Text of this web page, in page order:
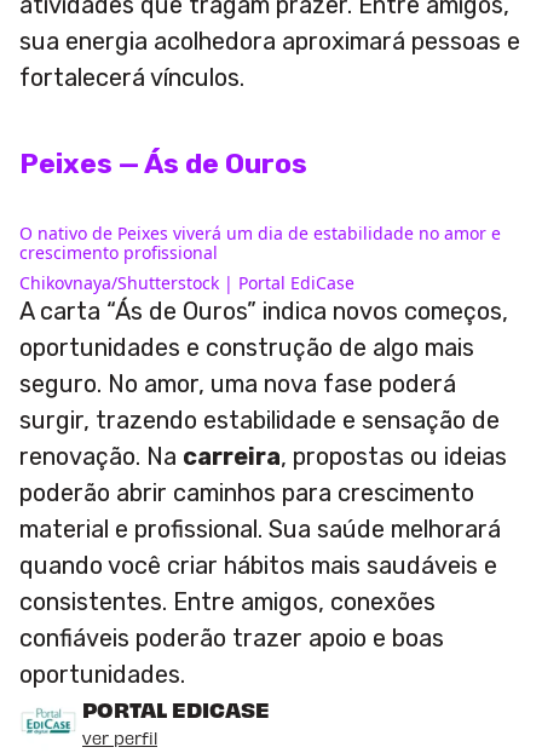
sua energia acolhedora aproximará pessoas e
fortalecerá vínculos.
Peixes — Ás de Ouros
O nativo de Peixes viverá um dia de estabilidade no amor e
crescimento profissional
Chikovnaya/Shutterstock | Portal EdiCase
A carta “Ás de Ouros” indica novos começos,
oportunidades e construção de algo mais
seguro. No amor, uma nova fase poderá
surgir, trazendo estabilidade e sensação de
renovação. Na carreira, propostas ou ideias
poderão abrir caminhos para crescimento
material e profissional. Sua saúde melhorará
quando você criar hábitos mais saudáveis e
consistentes. Entre amigos, conexões
confiáveis poderão trazer apoio e boas
oportunidades.
PORTAL EDICASE
ver perfil